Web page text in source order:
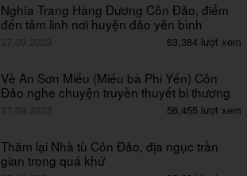
Nghĩa Trang Hàng Dương Côn Đảo, điểm
đến tâm linh nơi huyện đảo yên bình
27.09.2023 63,384 lượt xem
Về An Sơn Miếu (Miếu bà Phi Yến) Côn
Đảo nghe chuyện truyền thuyết bi thương
27.09.2023 56,455 lượt xem
Thăm lại Nhà tù Côn Đảo, địa ngục trần
gian trong quá khứ